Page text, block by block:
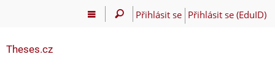
Přihlásit se Přihlásit se (EduID)
Theses.cz